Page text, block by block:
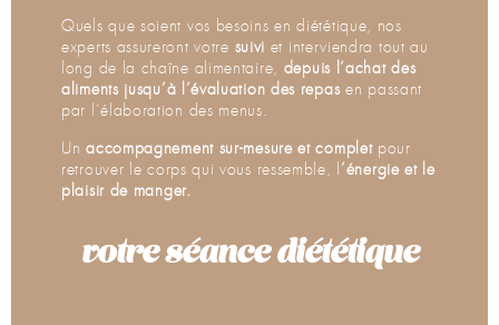
Quels que soient vos besoins en diététique, nos
experts assureront votre suivi et interviendra tout au
long de la chaîne alimentaire, depuis l’achat des
aliments jusqu’à l’évaluation des repasen passant
par l’élaboration des menus.
Unaccompagnement sur-mesure et completpour
retrouver le corps qui vous ressemble, l ’énergie et le
plaisir de manger.
votre séance diététique